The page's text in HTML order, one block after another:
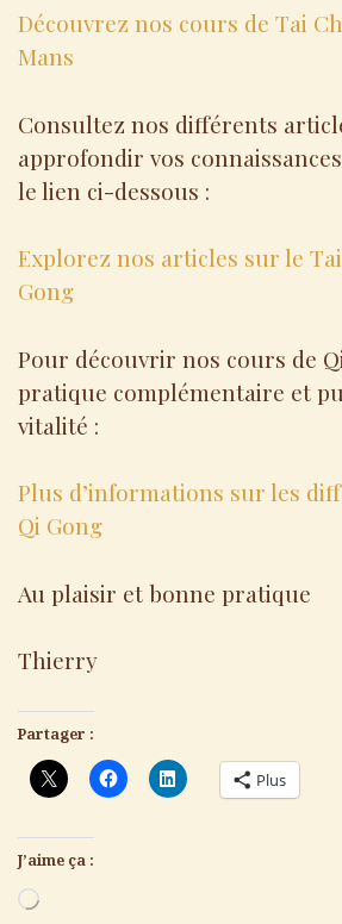
Découvrez nos cours de Tai
Mans
Consultez nos différents
approfondir vos
le lien ci-dessous :
Explorez nos articles sur le
Gong
Pour découvrir nos cours de
pratique complémentaire et
vitalité :
Plus d’informations sur les
Qi Gong
Au plaisir et bonne pratique
Thierry
Partager :
Plus
J’aime ça :